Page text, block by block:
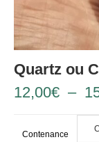
Quartz ou
12,00€ –
Contenance